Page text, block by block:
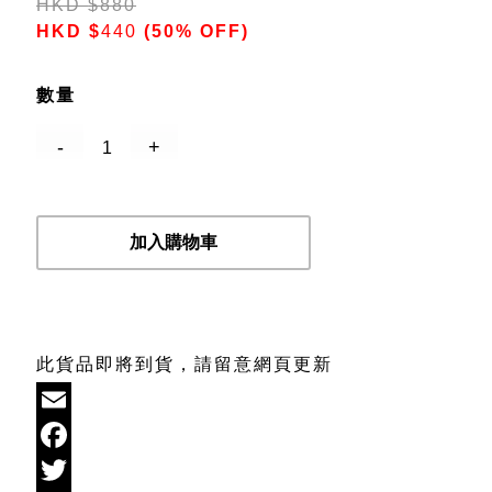
HKD$880
HKD$440 (50% OFF)
數量
加入購物車
此貨品即將到貨，請留意網頁更新
Email
Facebook